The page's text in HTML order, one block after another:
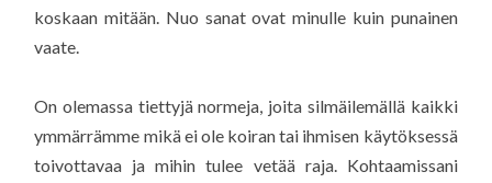
koskaan mitään. Nuo sanat ovat minulle kuin punainen
vaate.
On olemassa tiettyjä normeja, joita silmäilemällä kaikki
ymmärrämme mikä ei ole koiran tai ihmisen käytöksessä
toivottavaa ja mihin tulee vetää raja. Kohtaamissani